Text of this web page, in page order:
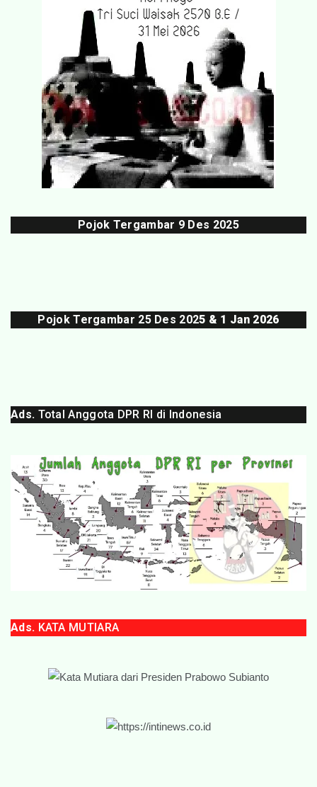
Pojok Tergambar 9 Des 2025
Pojok Tergambar 25 Des 2025 & 1 Jan 2026
Ads. Total Anggota DPR RI di Indonesia
Ads. KATA MUTIARA